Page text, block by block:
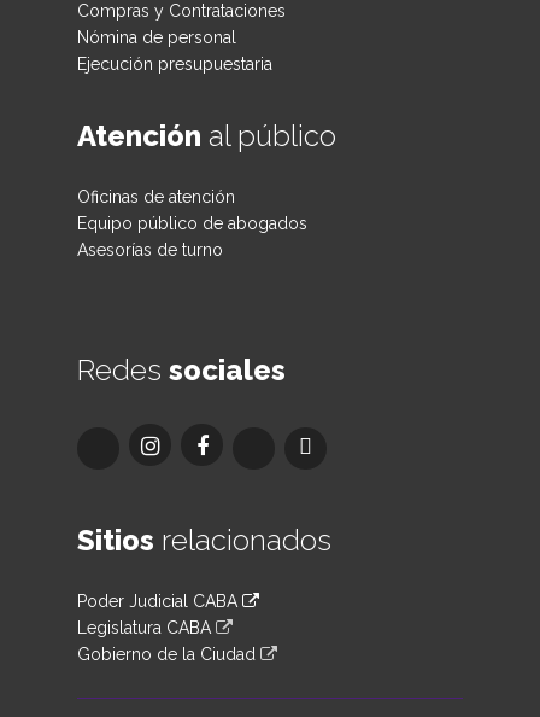
Compras y Contrataciones
Nómina de personal
Ejecución presupuestaria
Atención al público
Oficinas de atención
Equipo público de abogados
Asesorías de turno
Redes sociales
Sitios relacionados
Poder Judicial CABA
Legislatura CABA
Gobierno de la Ciudad